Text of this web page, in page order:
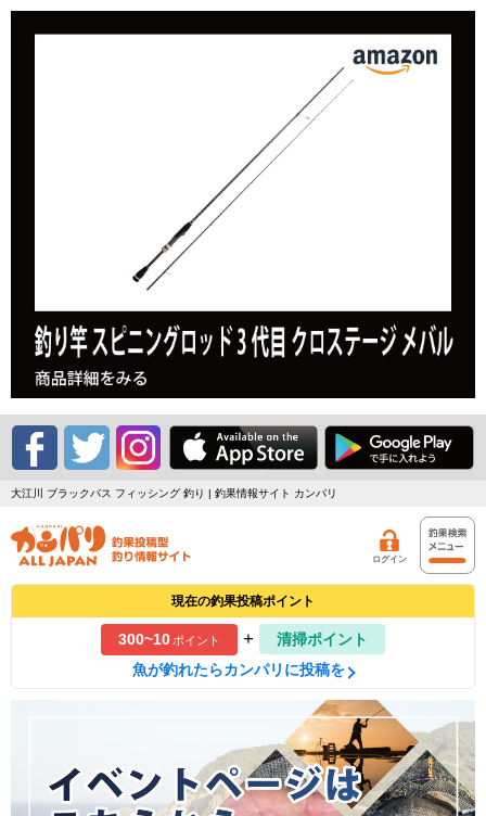
大江川 ブラックバス フィッシング 釣り | 釣果情報サイト カンパリ
ログイン
現在の釣果投稿ポイント
300~10ポイント +
清掃ポイント
魚が釣れたらカンパリに投稿を